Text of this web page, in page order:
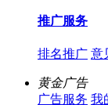
推广服务
排名推广 意
黄金广告
广告服务 我